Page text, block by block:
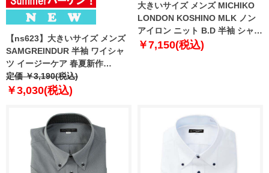
【ns623】大きいサイズ メンズ
SAMGREINDUR 半袖 ワイシャ
ツ イージーケア 春夏新作
sksd26ss
定価 ￥3,190(税込)
￥3,030(税込)
大きいサイズ メンズ MICHIKO
LONDON KOSHINO MLK ノン
アイロン ニット B.D 半袖 シャツ
ホワイト 1277-6210-1 3L 4L 5L
￥7,150(税込)